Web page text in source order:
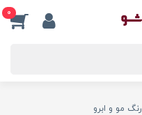
0
رنگ مو و ابرو